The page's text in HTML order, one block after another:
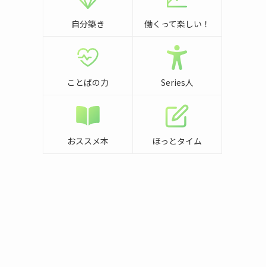
自分築き 働くって楽しい！
ことばの力 Series人
おススメ本 ほっとタイム